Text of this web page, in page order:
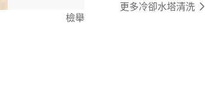
檢舉
更多冷卻水塔清洗